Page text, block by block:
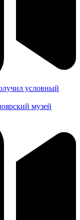
условный
музей